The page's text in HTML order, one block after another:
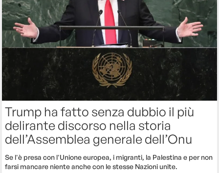
Trump ha fatto senza dubbio il più
delirante discorso nella storia
dell’Assemblea generale dell’Onu
Se l'è presa con l'Unione europea, i migranti, la Palestina e per non
farsi mancare niente anche con le stesse Nazioni unite.